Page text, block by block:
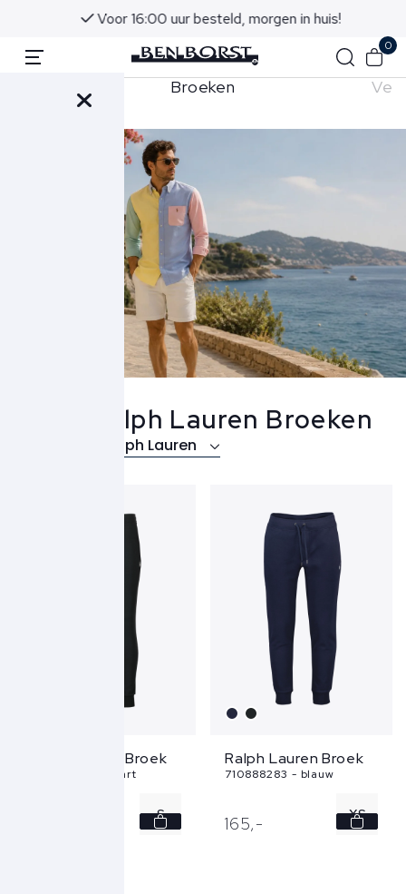
Voor 16:00 uur besteld, morgen in huis!
0
Broeken
Polo Ralph Lauren Broeken
Over Polo Ralph Lauren
Ralph Lauren Broek
710888283 - zwart
S
Ralph Lauren Broek
710888283 - blauw
165,- XS